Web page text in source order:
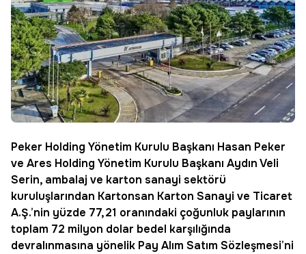
Peker Holding Yönetim Kurulu Başkanı Hasan Peker
ve Ares Holding Yönetim Kurulu Başkanı Aydın Veli
Serin, ambalaj ve karton sanayi sektörü
kuruluşlarından Kartonsan Karton Sanayi ve Ticaret
A.Ş.’nin yüzde 77,21 oranındaki çoğunluk paylarının
toplam 72 milyon dolar bedel karşılığında
devralınmasına yönelik Pay Alım Satım Sözleşmesi’ni